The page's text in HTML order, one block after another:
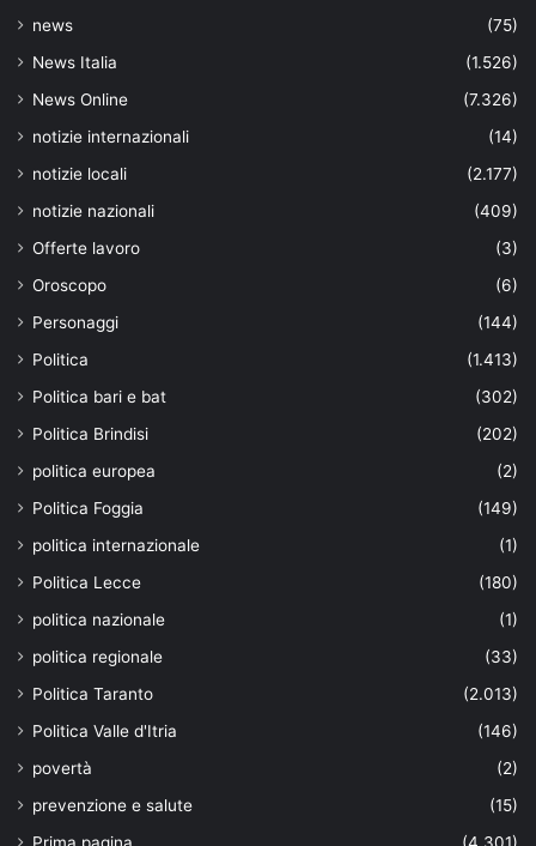
news
(75)
News Italia
(1.526)
News Online
(7.326)
notizie internazionali
(14)
notizie locali
(2.177)
notizie nazionali
(409)
Offerte lavoro
(3)
Oroscopo
(6)
Personaggi
(144)
Politica
(1.413)
Politica bari e bat
(302)
Politica Brindisi
(202)
politica europea
(2)
Politica Foggia
(149)
politica internazionale
(1)
Politica Lecce
(180)
politica nazionale
(1)
politica regionale
(33)
Politica Taranto
(2.013)
Politica Valle d'Itria
(146)
povertà
(2)
prevenzione e salute
(15)